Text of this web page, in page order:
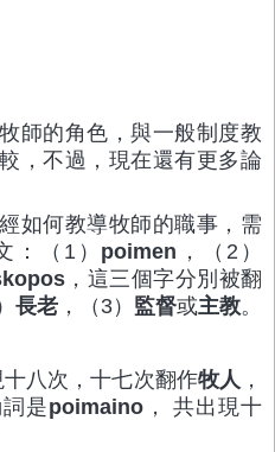
師的角色，與一般制度教
，不過，現在還有更多論
如何教導牧師的職事，需
：（1） poimen ，（2）
，這三個字分別被翻
長老 ，（3） 監督或主教。
八次，十七次翻作牧人 ，
是poimaino， 共出現十